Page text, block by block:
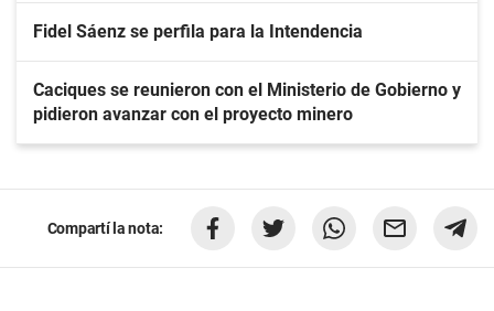
Fidel Sáenz se perfila para la Intendencia
Caciques se reunieron con el Ministerio de Gobierno y
pidieron avanzar con el proyecto minero
Compartí la nota: